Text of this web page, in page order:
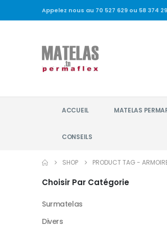
Appelez nous au 70 527 629 ou 58 374
ACCUEIL MATELAS
CONSEILS
SHOP PRODUCT TAG -
Choisir Par Catégorie
Surmatelas
Divers